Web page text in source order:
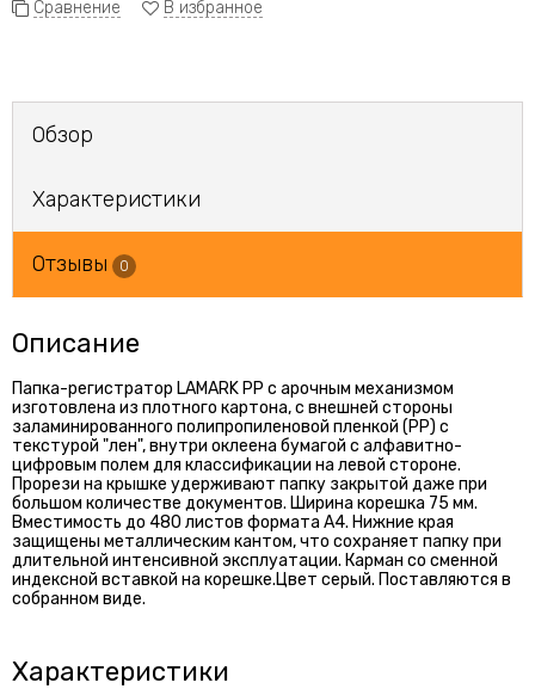
Сравнение В избранное
Обзор
Характеристики
Отзывы 0
Описание
Папка-регистратор LAMARK РР с арочным механизмом
изготовлена из плотного картона, с внешней стороны
заламинированного полипропиленовой пленкой (РР) с
текстурой "лен", внутри оклеена бумагой с алфавитно-
цифровым полем для классификации на левой стороне.
Прорези на крышке удерживают папку закрытой даже при
большом количестве документов. Ширина корешка 75 мм.
Вместимость до 480 листов формата А4. Нижние края
защищены металлическим кантом, что сохраняет папку при
длительной интенсивной эксплуатации. Карман со сменной
индексной вставкой на корешке.Цвет серый. Поставляются в
собранном виде.
Характеристики